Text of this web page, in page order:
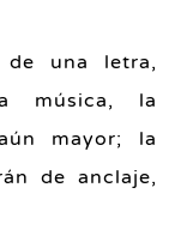
una letra,
música, la
mayor; la
de anclaje,